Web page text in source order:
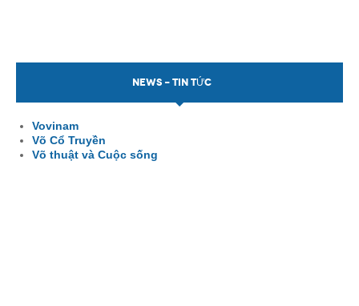
NEWS - TIN TỨC
Vovinam
Võ Cổ Truyền
Võ thuật và Cuộc sống